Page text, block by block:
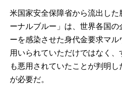
米国家安全保障省から流出した
ーナルブルー」は、世界各国
ーを感染させた身代金要求マ
用いられていただけではなく
も悪用されていたことが判明
が必要だ。